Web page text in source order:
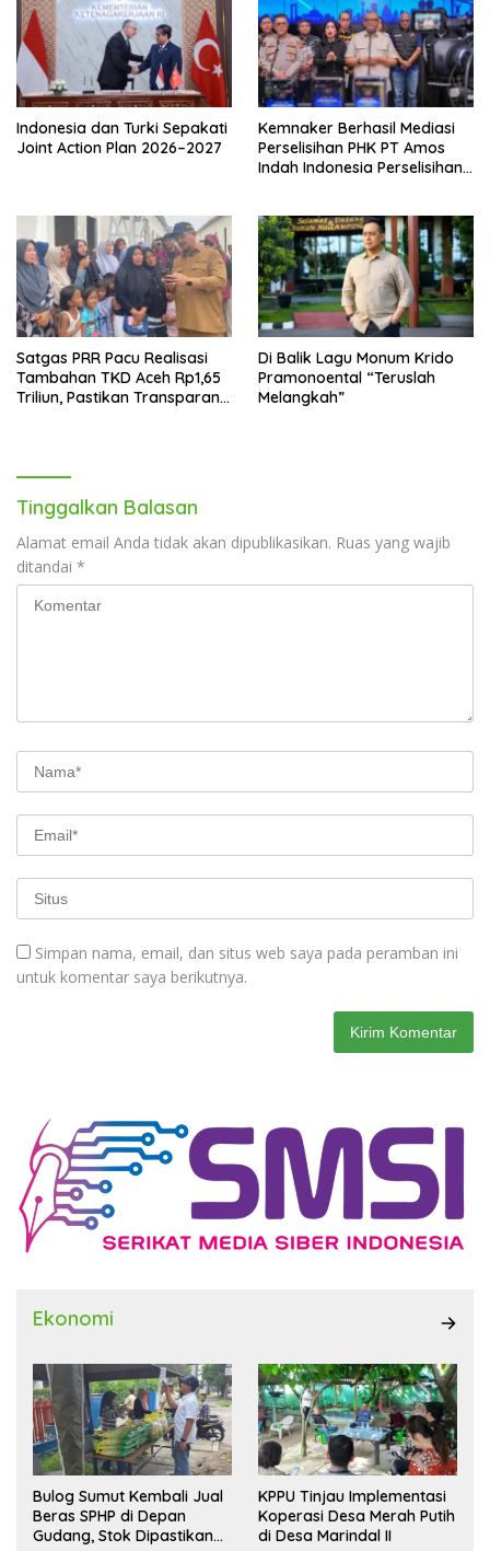
Indonesia dan Turki Sepakati
Joint Action Plan 2026–2027
Kemnaker Berhasil Mediasi
Perselisihan PHK PT Amos
Indah Indonesia Perselisihan
Satgas PRR Pacu Realisasi
Tambahan TKD Aceh Rp1,65
Triliun, Pastikan Transparan
Di Balik Lagu Monum Krido
Pramonoental “Teruslah
Melangkah”
Tinggalkan Balasan
Alamat email Anda tidak akan dipublikasikan. Ruas yang wajib
ditandai *
Simpan nama, email, dan situs web saya pada peramban ini
untuk komentar saya berikutnya.
Ekonomi
Bulog Sumut Kembali Jual
Beras SPHP di Depan
Gudang, Stok Dipastikan
KPPU Tinjau Implementasi
Koperasi Desa Merah Putih
di Desa Marindal II